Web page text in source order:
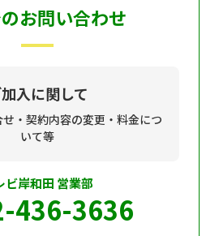
お問い合わせ
入に関して
・契約内容の変更・料金につ
いて等
ビ岸和田 営業部
436-3636